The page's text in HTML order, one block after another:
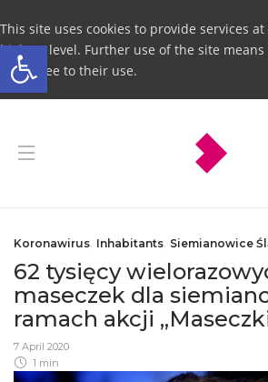
Open toolbar
This site uses cookies to provide services at
highest level. Further use of the site
you agree to their use.
Koronawirus, Inhabitants, Siemianowice
62 tysięcy
maseczek dla
ramach akcji
7 April 2020
1 min